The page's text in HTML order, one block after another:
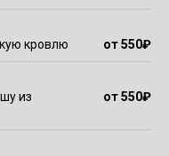
кровлю от 550₽
из
от 550₽